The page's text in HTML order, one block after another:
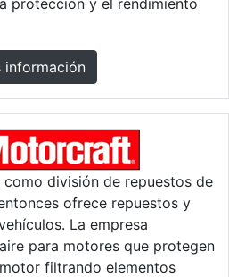
protección y el rendimiento
información
división de repuestos de
ofrece repuestos y
La empresa
para motores que protegen
filtrando elementos